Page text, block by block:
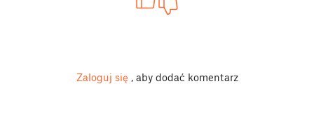
Zaloguj się , aby dodać komentarz